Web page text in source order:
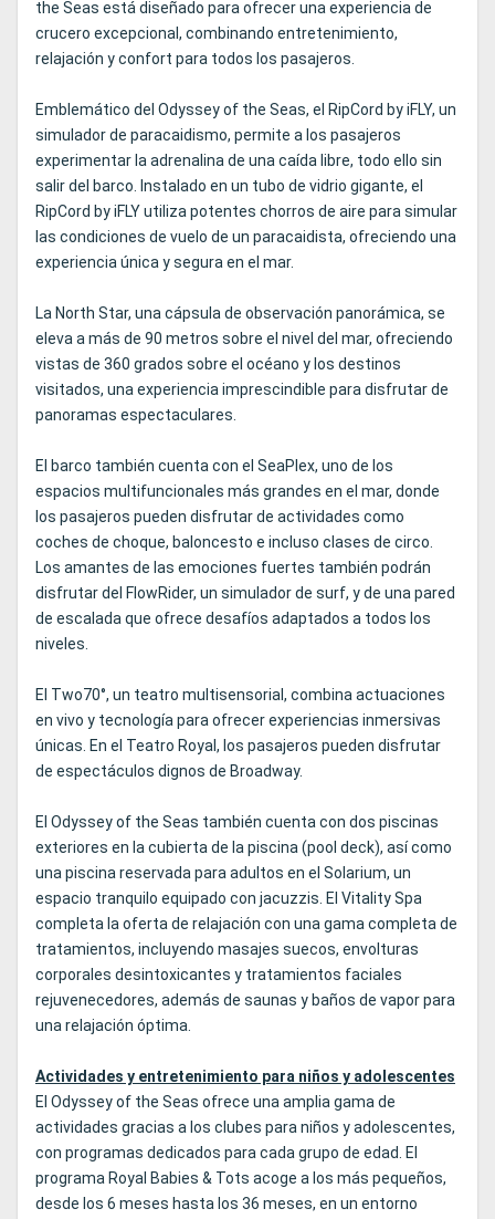
the Seas está diseñado para ofrecer una experiencia de
crucero excepcional, combinando entretenimiento,
relajación y confort para todos los pasajeros.
Emblemático del Odyssey of the Seas, el RipCord by iFLY, un
simulador de paracaidismo, permite a los pasajeros
experimentar la adrenalina de una caída libre, todo ello sin
salir del barco. Instalado en un tubo de vidrio gigante, el
RipCord by iFLY utiliza potentes chorros de aire para simular
las condiciones de vuelo de un paracaidista, ofreciendo una
experiencia única y segura en el mar.
La North Star, una cápsula de observación panorámica, se
eleva a más de 90 metros sobre el nivel del mar, ofreciendo
vistas de 360 grados sobre el océano y los destinos
visitados, una experiencia imprescindible para disfrutar de
panoramas espectaculares.
El barco también cuenta con el SeaPlex, uno de los
espacios multifuncionales más grandes en el mar, donde
los pasajeros pueden disfrutar de actividades como
coches de choque, baloncesto e incluso clases de circo.
Los amantes de las emociones fuertes también podrán
disfrutar del FlowRider, un simulador de surf, y de una pared
de escalada que ofrece desafíos adaptados a todos los
niveles.
El Two70°, un teatro multisensorial, combina actuaciones
en vivo y tecnología para ofrecer experiencias inmersivas
únicas. En el Teatro Royal, los pasajeros pueden disfrutar
de espectáculos dignos de Broadway.
El Odyssey of the Seas también cuenta con dos piscinas
exteriores en la cubierta de la piscina (pool deck), así como
una piscina reservada para adultos en el Solarium, un
espacio tranquilo equipado con jacuzzis. El Vitality Spa
completa la oferta de relajación con una gama completa de
tratamientos, incluyendo masajes suecos, envolturas
corporales desintoxicantes y tratamientos faciales
rejuvenecedores, además de saunas y baños de vapor para
una relajación óptima.
Actividades y entretenimiento para niños y adolescentes
El Odyssey of the Seas ofrece una amplia gama de
actividades gracias a los clubes para niños y adolescentes,
con programas dedicados para cada grupo de edad. El
programa Royal Babies & Tots acoge a los más pequeños,
desde los 6 meses hasta los 36 meses, en un entorno